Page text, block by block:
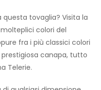
tovaglia? Visita la
colori del
fra i più classici colori
canapa, tutto
Telerie.